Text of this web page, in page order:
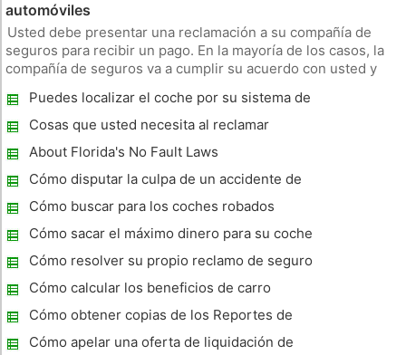
automóviles
Usted debe presentar una reclamación a su compañía de
seguros para recibir un pago. En la mayoría de los casos, la
compañía de seguros va a cumplir su acuerdo con usted y
satisfecho con el pago del seguro de auto que usted recibe,
usted pu
Puedes localizar el coche por su sistema de
GPS?
Cosas que usted necesita al reclamar
seguro de coche
About Florida's No Fault Laws
Cómo disputar la culpa de un accidente de
auto
Cómo buscar para los coches robados
Cómo sacar el máximo dinero para su coche
ascendió
Cómo resolver su propio reclamo de seguro
Cómo calcular los beneficios de carro
Cómo obtener copias de los Reportes de
Accidentes
Cómo apelar una oferta de liquidación de